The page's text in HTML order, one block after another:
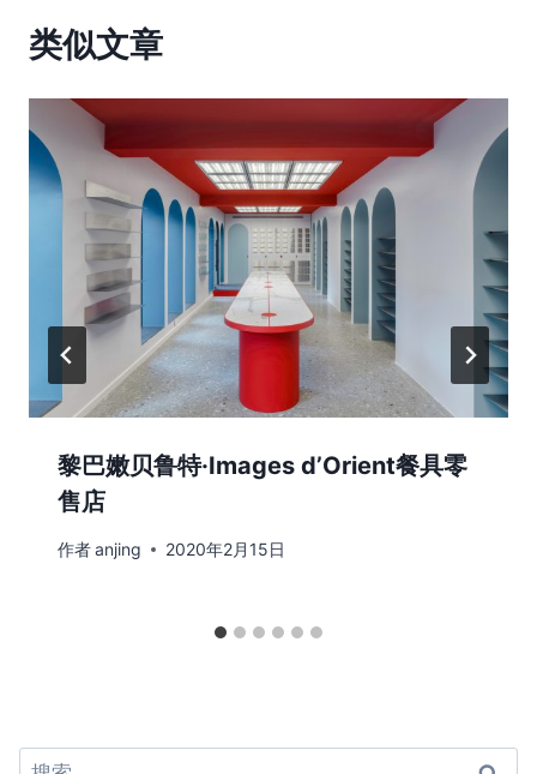
类似文章
黎巴嫩贝鲁特·Images d’Orient餐具零
售店
作者anjing 2020年2月15日
搜